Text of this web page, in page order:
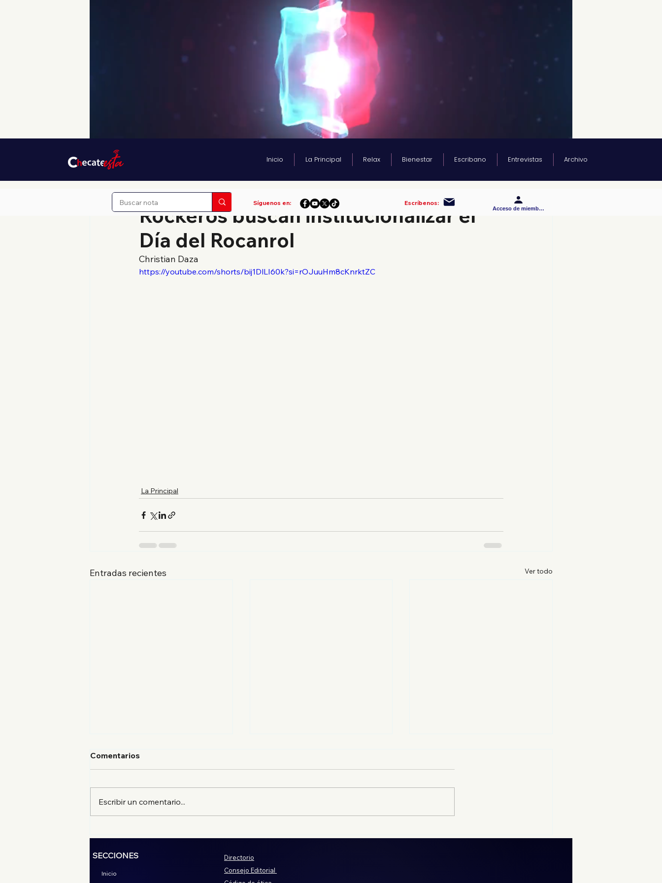
Inicio La Principal Relax Bienestar Escribano Entrevistas Archivo
Rockeros buscan institucionalizar el
Día del Rocanrol
1 min de lectura
Christian Daza
https://youtube.com/shorts/bij1DlLI60k?si=rOJuuHm8cKnrktZC
La Principal
Entradas recientes Ver todo
Suadero, sucursal
construido en terrenos
despojados
Comentarios
Escribir un comentario...
Síguenos en: Escríbenos:
Acceso de miembros
SECCIONES
Inicio
Directorio
Consejo Editorial